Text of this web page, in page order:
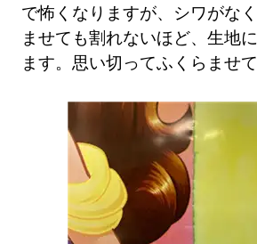
で怖くなりますが、シワがな
ませても割れないほど、生地
ます。思い切ってふくらませて